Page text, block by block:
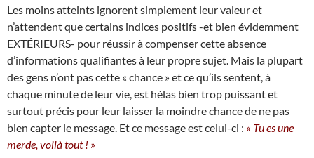
Les moins atteints ignorent simplement leur valeur et
n’attendent que certains indices positifs -et bien évidemment
EXTÉRIEURS- pour réussir à compenser cette absence
d’informations qualifiantes à leur propre sujet. Mais la plupart
des gens n’ont pas cette « chance » et ce qu’ils sentent, à
chaque minute de leur vie, est hélas bien trop puissant et
surtout précis pour leur laisser la moindre chance de ne pas
bien capter le message. Et ce message est celui-ci : « Tu es une
merde, voilà tout ! »